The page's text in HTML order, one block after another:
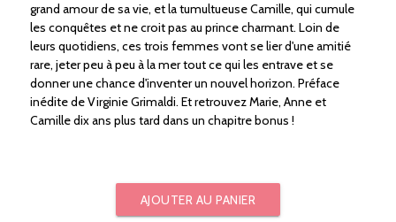
grand amour de sa vie, et la tumultueuse Camille, qui cumule
les conquêtes et ne croit pas au prince charmant. Loin de
leurs quotidiens, ces trois femmes vont se lier d'une amitié
rare, jeter peu à peu à la mer tout ce qui les entrave et se
donner une chance d'inventer un nouvel horizon. Préface
inédite de Virginie Grimaldi. Et retrouvez Marie, Anne et
Camille dix ans plus tard dans un chapitre bonus !
AJOUTER AU PANIER